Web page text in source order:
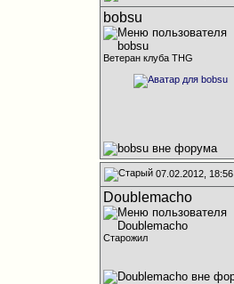
bobsu
Ветеран клуба THG
07.02.2012, 18:56
Doublemacho
Старожил